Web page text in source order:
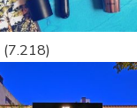
(7.218)